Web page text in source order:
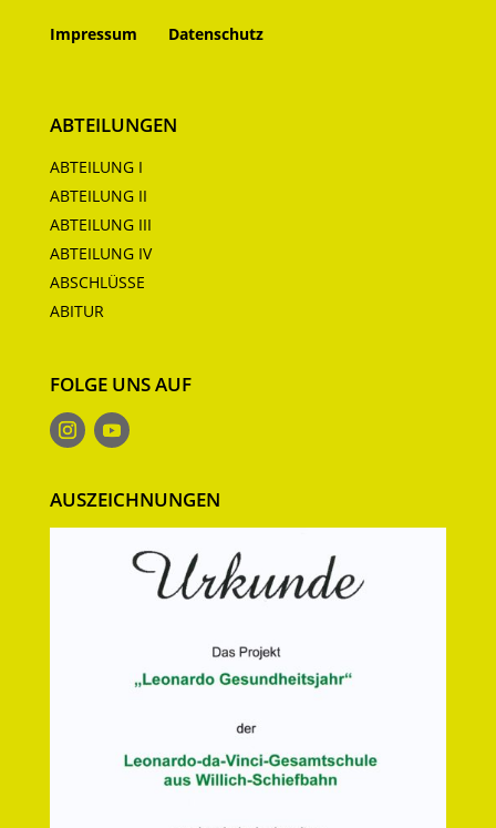
Impressum Datenschutz
ABTEILUNGEN
ABTEILUNG I
ABTEILUNG II
ABTEILUNG III
ABTEILUNG IV
ABSCHLÜSSE
ABITUR
FOLGE UNS AUF
AUSZEICHNUNGEN